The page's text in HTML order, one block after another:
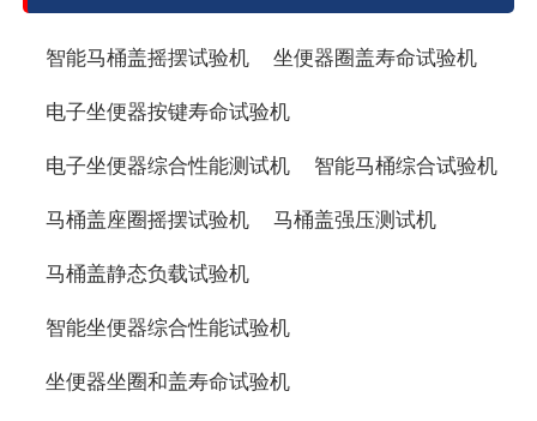
智能马桶盖摇摆试验机 坐便器圈盖寿命试验机
电子坐便器按键寿命试验机
电子坐便器综合性能测试机 智能马桶综合试验机
马桶盖座圈摇摆试验机 马桶盖强压测试机
马桶盖静态负载试验机
智能坐便器综合性能试验机
坐便器坐圈和盖寿命试验机